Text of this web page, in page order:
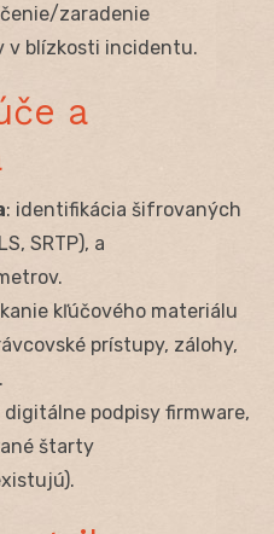
zaradenie
v blízkosti incidentu.
a
: identifikácia šifrovaných
SRTP), a
kľúčového materiálu
prístupy, zálohy,
digitálne podpisy firmware,
štarty